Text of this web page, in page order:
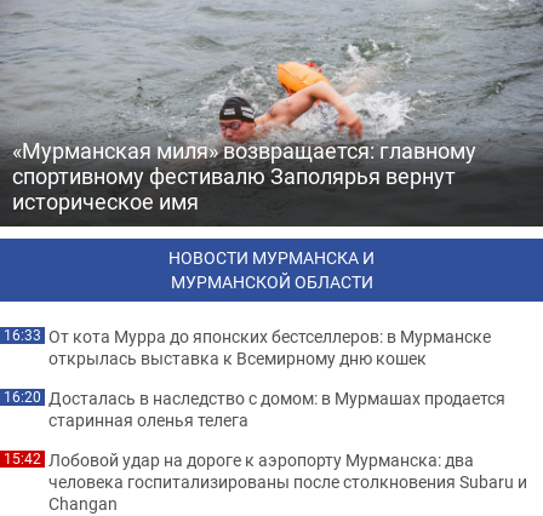
«Мурманская миля» возвращается: главному
спортивному фестивалю Заполярья вернут
историческое имя
НОВОСТИ МУРМАНСКА И
МУРМАНСКОЙ ОБЛАСТИ
16:33 От кота Мурра до японских бестселлеров: в Мурманске
открылась выставка к Всемирному дню кошек
16:20 Досталась в наследство с домом: в Мурмашах продается
старинная оленья телега
15:42 Лобовой удар на дороге к аэропорту Мурманска: два
человека госпитализированы после столкновения Subaru и
Changan